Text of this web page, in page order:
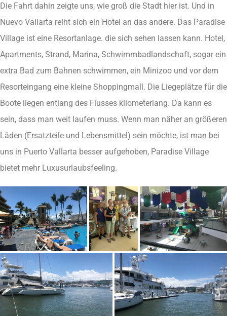
Die Fahrt dahin zeigte uns, wie groß die Stadt hier ist. Und in
Nuevo Vallarta reiht sich ein Hotel an das andere. Das Paradise
Village ist eine Resortanlage. die sich sehen lassen kann. Hotel,
Apartments, Strand, Marina, Schwimmbadlandschaft, sogar ein
extra Bad zum Bahnen schwimmen, ein Minizoo und vor dem
Resorteingang eine kleine Shoppingmall. Die Liegeplätze für die
Boote liegen entlang des Flusses kilometerlang. Da kann es
sein, dass man weit laufen muss. Wenn man näher an größeren
Läden (Ersatzteile und Lebensmittel) sein möchte, ist man bei
uns in Puerto Vallarta besser aufgehoben, Paradise Village
bietet mehr Luxusurlaubsfeeling.